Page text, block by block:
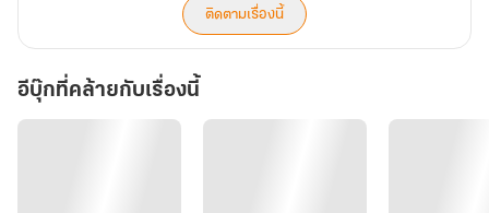
ติดตามเรื่องนี้
อีบุ๊กที่คล้ายกับเรื่องนี้